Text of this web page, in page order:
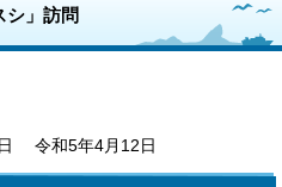
シ」訪問
令和5年4月12日